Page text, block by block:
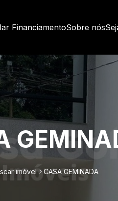
FinanciamentoSobre nós
imóvel CASA GEMINADA